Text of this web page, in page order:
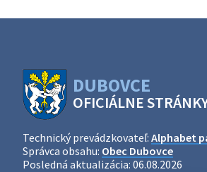
DUBOVCE
OFICIÁLNE
Technický prevádzkovateľ: Alphabet
Správca obsahu: Obec Dubovce
Posledná aktualizácia: 06.08.2026